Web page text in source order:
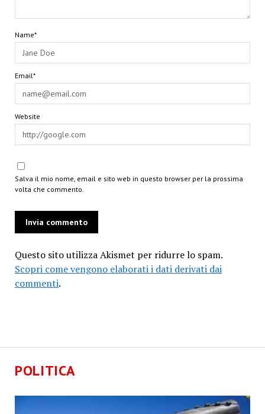
POLITICA
Name*
Email*
Website
Salva il mio nome, email e sito web in questo browser per la prossima
volta che commento.
Questo sito utilizza Akismet per ridurre lo spam.
Scopri come vengono elaborati i dati derivati dai
commenti.